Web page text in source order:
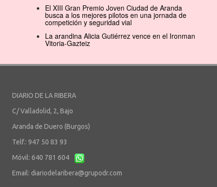
El XIII Gran Premio Joven Ciudad de Aranda
busca a los mejores pilotos en una jornada de
competición y seguridad vial
La arandina Alicia Gutiérrez vence en el Ironman
Vitoria-Gazteiz
DIARIO DE LA RIBERA
C/ Valladolid, 2, Bajo
Aranda de Duero (Burgos)
Telf.: 947 50 83 93
Móvil: 640 781 604
Email: diariodelaribera@grupodr.com